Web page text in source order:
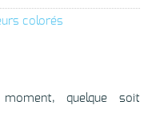
colorés
quelque soit